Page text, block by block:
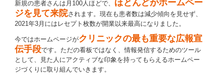
新規の患者さんは月100人ほどで、 ほとんどがホームペー
ジを見て来院されます。現在も患者数は減少傾向を見せず、
2021年3月にはレセプト枚数が開業以来最高になりました。
今ではホームページがクリニックの最も重要な広報宣
伝手段です。ただの看板ではなく、情報発信するためのツール
として、見た人にアクティブな印象を持ってもらえるホームペー
ジづくりに取り組んでいきます。